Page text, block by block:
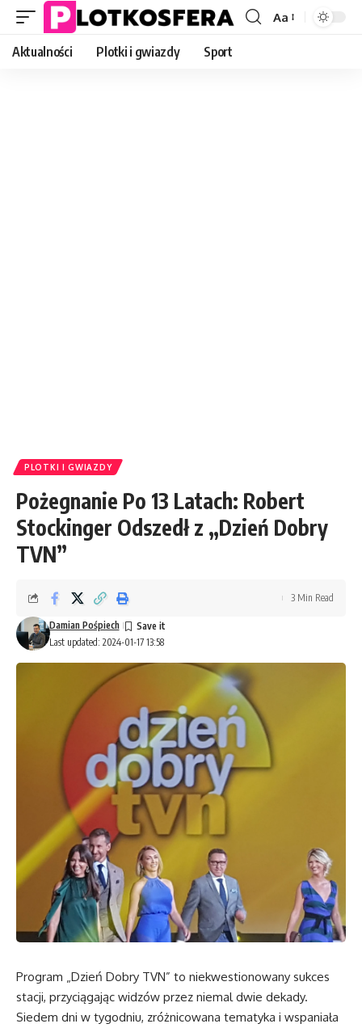
Font
Aa
Aktualności Plotki i gwiazdy Sport
PLOTKI I GWIAZDY
Pożegnanie Po 13 Latach: Robert
Stockinger Odszedł z „Dzień Dobry
TVN”
Last updated: 2024-01-17 13:58
Damian Pośpiech
3 Min Read
Program „Dzień Dobry TVN” to niekwestionowany sukces
stacji, przyciągając widzów przez niemal dwie dekady.
Siedem dni w tygodniu, zróżnicowana tematyka i wspaniała